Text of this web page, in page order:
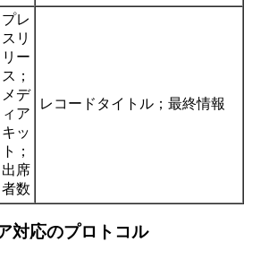
プレ
スリ
リー
ス；
メデ
ィア
キッ
ト；
出席
者数
レコードタイトル；最終情報
対応のプロトコル